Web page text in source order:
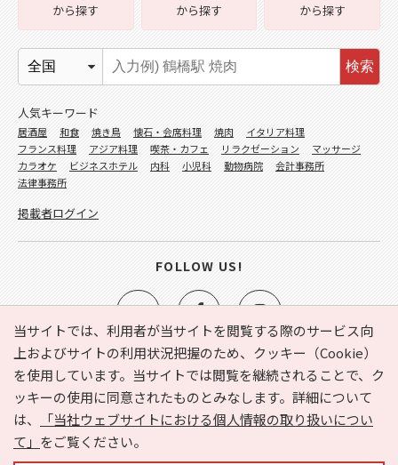
当サイトでは、利用者が当サイトを閲覧する際のサービス向
上およびサイトの利用状況把握のため、クッキー（Cookie）
を使用しています。当サイトでは閲覧を継続されることで、ク
ッキーの使用に同意されたものとみなします。詳細について
は、
「当社ウェブサイトにおける個人情報の取り扱いについ
て」 をご覧ください。
e-NAVITA（イーナビタ）とは？ お気に入り
ヘルプ
利用規約
個人情報の取り扱いについて
運営会社
サイトマップ
広告掲載に関するお問い合わせ
から探す
から探す
から探す
検索
人気キーワード
居酒屋 和食 焼き鳥 懐石・会席料理 焼肉
イタリア料理
フランス料理
アジア料理 喫茶・カフェ リラクゼーション
マッサージ
カラオケ
ビジネスホテル 内科 小児科 動物病院
会計事務所
法律事務所
掲載者ログイン
FOLLOW US!